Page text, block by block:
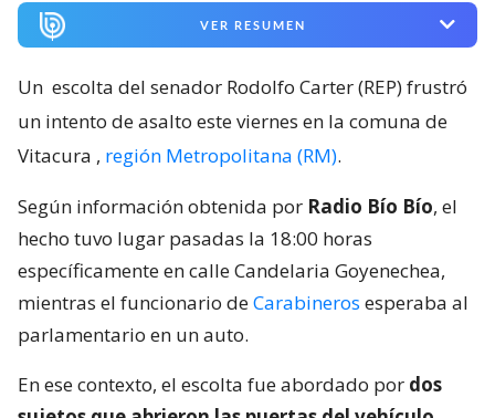
VER RESUMEN
Un escolta del senador Rodolfo Carter (REP) frustró
un intento de asalto este viernes en la comuna de
Vitacura , región Metropolitana (RM).
Según información obtenida por Radio Bío Bío, el
hecho tuvo lugar pasadas la 18:00 horas
específicamente en calle Candelaria Goyenechea,
mientras el funcionario deCarabineros esperaba al
parlamentario en un auto.
En ese contexto, el escolta fue abordado por dos